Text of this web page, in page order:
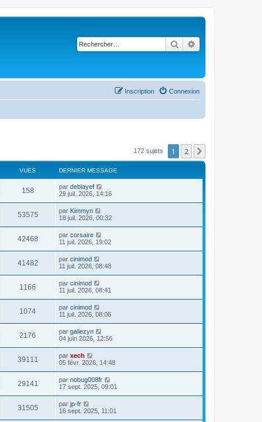
Rechercher
Connexion
Inscription
172 sujets 1 2
VUES DERNIER MESSAGE
158 par deblayef
29 juil. 2026, 14:16
53575 par Kimmyn
18 juil. 2026, 00:32
42468 par corsaire
11 juil. 2026, 19:02
41482 par cinimod
11 juil. 2026, 08:48
1166 par cinimod
11 juil. 2026, 08:41
1074 par cinimod
11 juil. 2026, 08:06
2176 par galiezyn
04 juin 2026, 12:56
39111 par xech
05 févr. 2026, 14:48
29141 par nobug008fr
17 sept. 2025, 09:01
31505 par jp-fr
16 sept. 2025, 11:01